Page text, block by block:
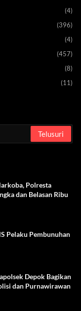
(4)
(396)
(4)
(457)
(8)
(11)
Polresta
dan Belasan Ribu
Pelaku Pembunuhan
Depok Bagikan
dan Purnawirawan